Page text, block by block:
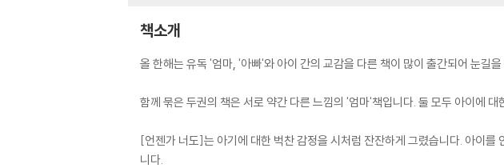
책소개
올 한해는 유독 '엄마, '아빠'와 아이 간의 교감을 다른 책이 많이 출간되어 눈길
함께 묶은 두권의 책은 서로 약간 다른 느낌의 '엄마'책입니다. 둘 모두 아이에
[언젠가 너도]는 아기에 대한 벅찬 감정을 시처럼 잔잔하게 그렸습니다. 아이
니다.